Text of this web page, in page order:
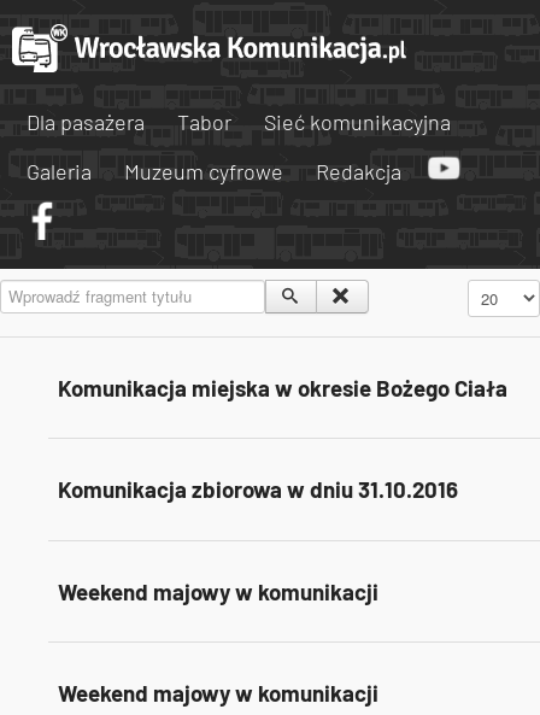
Dla pasażera Tabor
Sieć komunikacyjna
Galeria
Muzeum cyfrowe Redakcja
Wprowadź fragment tytułu Pokaż #
Komunikacja miejska w okresie Bożego Ciała
Komunikacja zbiorowa w dniu 31.10.2016
Weekend majowy w komunikacji
Weekend majowy w komunikacji